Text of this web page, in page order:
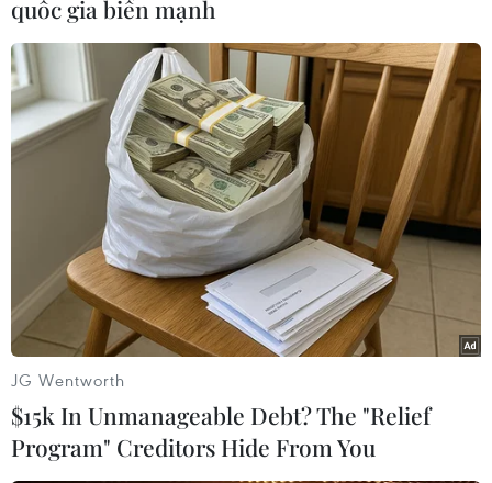
Đình Bắc rực sáng với cú
đúp, tuyển Việt Nam vào
bán kết ASEAN Cup với
ngôi đầu bảng
07/08/2026 15:49
Tổng Bí thư, Chủ tịch nước
Tô Lâm tiếp Chủ tịch Quốc
hội kiêm Chủ tịch Hạ viện
Thái Lan
07/08/2026 10:54
quốc gia biển mạnh
JG Wentworth
$15k In Unmanageable Debt? The "Relief
Program" Creditors Hide From You